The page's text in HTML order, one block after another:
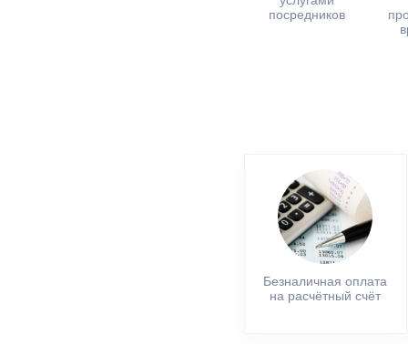
посредников
Безналичная оплата
на расчётный счёт